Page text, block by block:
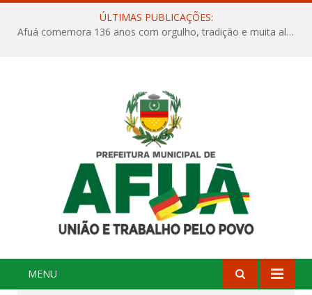
ÚLTIMAS PUBLICAÇÕES:
Afuá comemora 136 anos com orgulho, tradição e muita alegria na Quadra Dr. Nelson Salomão
MENU